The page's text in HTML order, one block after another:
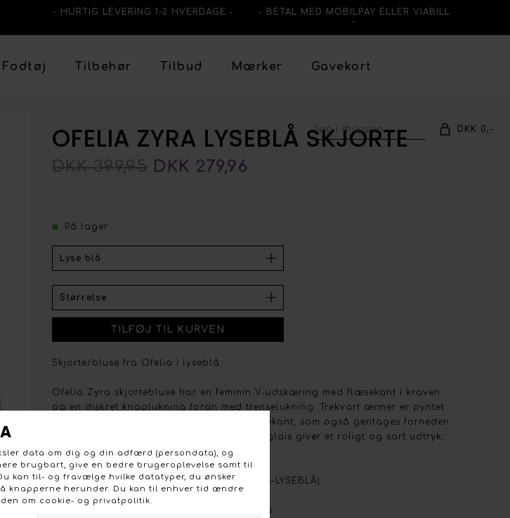
- HURTIG LEVERING 1-2 HVERDAGE -
- BETAL MED MOBILPAY ELLER VIABILL
-
Fodtøj Tilbehør Tilbud Mærker Gavekort
DKK 0,-
OFELIA ZYRA LYSEBLÅ SKJORTE
DKK 399,95 DKK 279,96
På lager
Skjorte/bluse fra Ofelia i lyseblå.
Ofelia Zyra skjortebluse har en feminin V‑udskæring med flæsekant i kraven
og en diskret knaplukning foran med trenselukning. Trekvart ærmer er pyntet
med flæsekant og afsluttet i en blød bølgekant, som også gentages forneden.
Den lyseblå nuance med beige broderi anglais giver et roligt og sart udtryk,
og materialet falder let og behageligt.
- Model: Ofelia Zyra skjorte/bluse (OFZYRA-LYSEBLÅ)
- Materiale: 100 % polyester
- Farve: Lyseblå med beige broderi anglais